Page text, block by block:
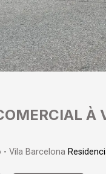
À
- Vila Barcelona